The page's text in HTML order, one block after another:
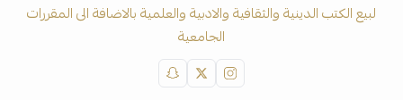
لبيع الكتب الدينية والثقافية والادبية والعلمية بالاضافة الى المقررات
الجامعية